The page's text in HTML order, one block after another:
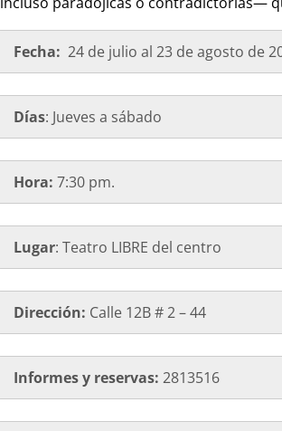
Fecha: 24 de julio al 23 de agosto de
Días: Jueves a sábado
Hora: 7:30 pm.
Lugar: Teatro LIBRE del centro
Dirección: Calle 12B # 2 – 44
Informes y reservas: 2813516